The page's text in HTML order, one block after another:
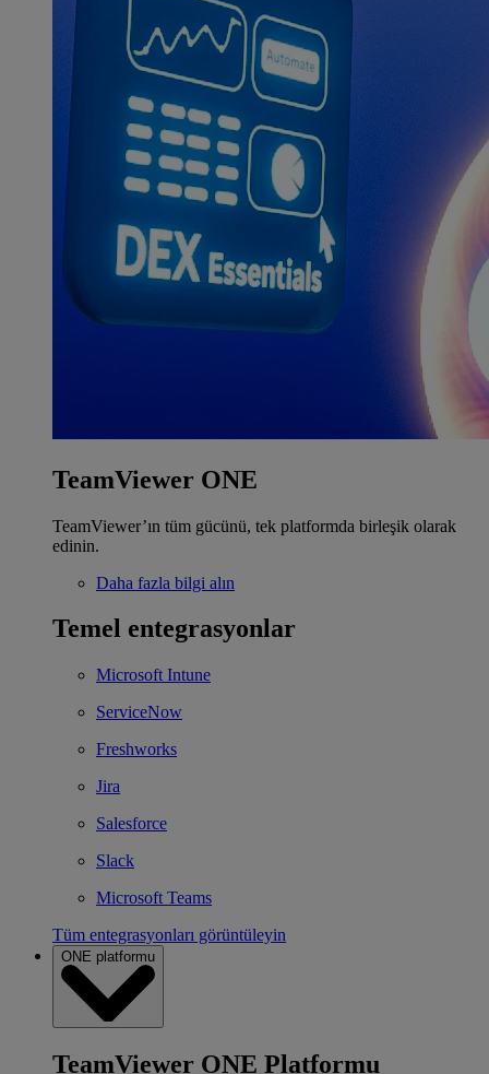
TeamViewer ONE
TeamViewer’ın tüm gücünü, tek platformda birleşik olarak
edinin.
Daha fazla bilgi alın
Temel entegrasyonlar
Microsoft Intune
ServiceNow
Freshworks
Jira
Salesforce
Slack
Microsoft Teams
Tüm entegrasyonları görüntüleyin
ONE platformu
TeamViewer ONE Platformu